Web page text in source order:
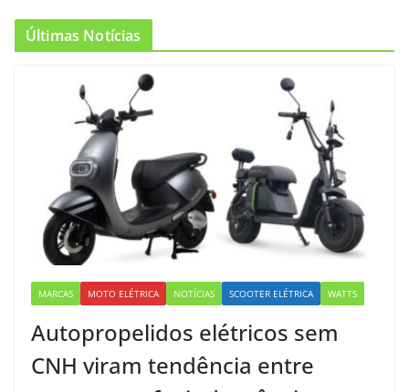
Últimas Notícias
MARCAS MOTO ELÉTRICA NOTÍCIAS SCOOTER ELÉTRICA WATTS
Autopropelidos elétricos sem
CNH viram tendência entre